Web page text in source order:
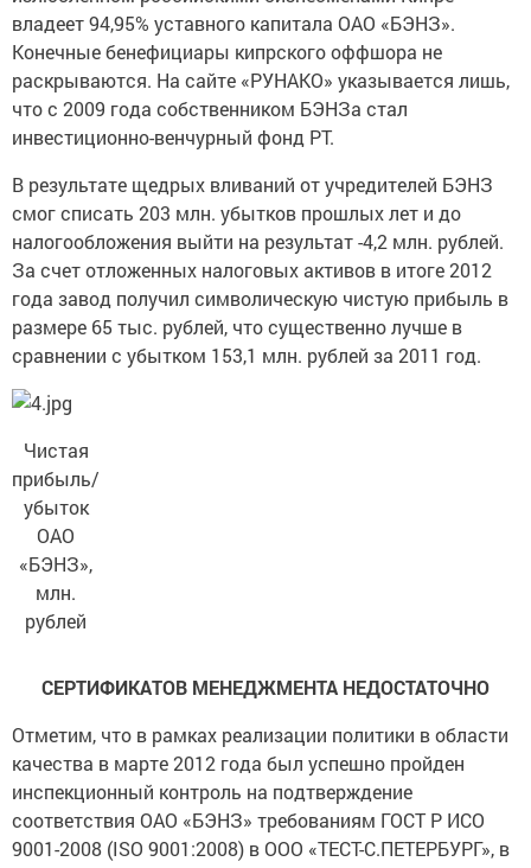
владеет 94,95% уставного капитала ОАО «БЭНЗ».
Конечные бенефициары кипрского оффшора не
раскрываются. На сайте «РУНАКО» указывается лишь,
что с 2009 года собственником БЭНЗа стал
инвестиционно-венчурный фонд РТ.
В результате щедрых вливаний от учредителей БЭНЗ
смог списать 203 млн. убытков прошлых лет и до
налогообложения выйти на результат -4,2 млн. рублей.
За счет отложенных налоговых активов в итоге 2012
года завод получил символическую чистую прибыль в
размере 65 тыс. рублей, что существенно лучше в
сравнении с убытком 153,1 млн. рублей за 2011 год.
Чистая
прибыль/
убыток
ОАО
«БЭНЗ»,
млн.
рублей
СЕРТИФИКАТОВ МЕНЕДЖМЕНТА НЕДОСТАТОЧНО
Отметим, что в рамках реализации политики в области
качества в марте 2012 года был успешно пройден
инспекционный контроль на подтверждение
соответствия ОАО «БЭНЗ» требованиям ГОСТ Р ИСО
9001-2008 (ISO 9001:2008) в ООО «ТЕСТ-С.ПЕТЕРБУРГ», в